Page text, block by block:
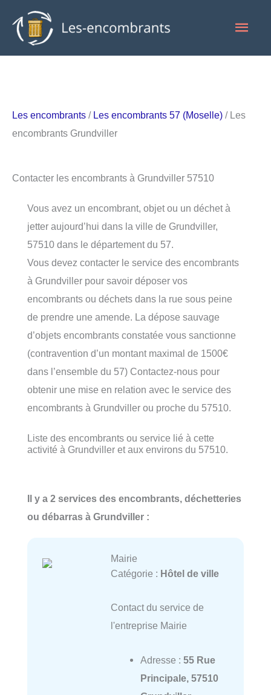
contenu
Les encombrants / Les encombrants 57 (Moselle) / Les
encombrants Grundviller
Contacter les encombrants à Grundviller 57510
Vous avez un encombrant, objet ou un déchet à
jetter aujourd’hui dans la ville de Grundviller,
57510 dans le département du 57.
Vous devez contacter le service des encombrants
à Grundviller pour savoir déposer vos
encombrants ou déchets dans la rue sous peine
de prendre une amende. La dépose sauvage
d’objets encombrants constatée vous sanctionne
(contravention d’un montant maximal de 1500€
dans l’ensemble du 57) Contactez-nous pour
obtenir une mise en relation avec le service des
encombrants à Grundviller ou proche du 57510.
Liste des encombrants ou service lié à cette
activité à Grundviller et aux environs du 57510.
Il y a 2 services des encombrants, déchetteries
ou débarras à Grundviller :
Mairie
Catégorie : Hôtel de ville
Contact du service de
l'entreprise Mairie
Adresse : 55 Rue
Principale, 57510